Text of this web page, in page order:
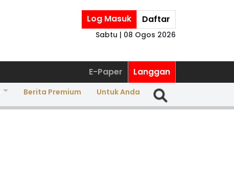
Log Masuk Daftar
Sabtu | 08 Ogos 2026
E-Paper Langgan
Berita Premium Untuk Anda